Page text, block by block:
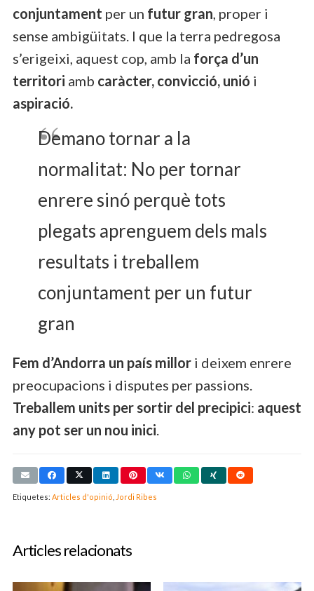
conjuntament per un futur gran, proper i
sense ambigüitats. I que la terra pedregosa
s’erigeixi, aquest cop, amb la força d’un
territori amb caràcter, convicció, unió i
aspiració.
Demano tornar a la
normalitat: No per tornar
enrere sinó perquè tots
plegats aprenguem dels mals
resultats i treballem
conjuntament per un futur
gran
Fem d’Andorra un país millor i deixem enrere
preocupacions i disputes per passions.
Treballem units per sortir del precipici: aquest
any pot ser un nou inici.
Etiquetes: Articles d'opinió Jordi Ribes
Articles relacionats